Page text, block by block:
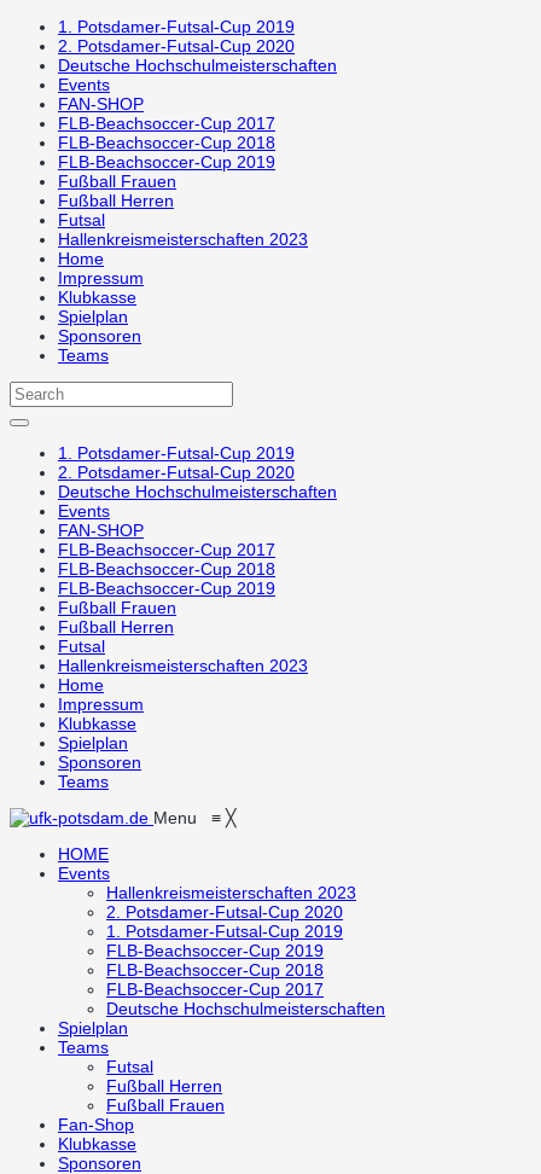
1. Potsdamer-Futsal-Cup 2019
2. Potsdamer-Futsal-Cup 2020
Deutsche Hochschulmeisterschaften
Events
FAN-SHOP
FLB-Beachsoccer-Cup 2017
FLB-Beachsoccer-Cup 2018
FLB-Beachsoccer-Cup 2019
Fußball Frauen
Fußball Herren
Futsal
Hallenkreismeisterschaften 2023
Home
Impressum
Klubkasse
Spielplan
Sponsoren
Teams
1. Potsdamer-Futsal-Cup 2019
2. Potsdamer-Futsal-Cup 2020
Deutsche Hochschulmeisterschaften
Events
FAN-SHOP
FLB-Beachsoccer-Cup 2017
FLB-Beachsoccer-Cup 2018
FLB-Beachsoccer-Cup 2019
Fußball Frauen
Fußball Herren
Futsal
Hallenkreismeisterschaften 2023
Home
Impressum
Klubkasse
Spielplan
Sponsoren
Teams
Menu ≡ ╳
HOME
Events
Hallenkreismeisterschaften 2023
2. Potsdamer-Futsal-Cup 2020
1. Potsdamer-Futsal-Cup 2019
FLB-Beachsoccer-Cup 2019
FLB-Beachsoccer-Cup 2018
FLB-Beachsoccer-Cup 2017
Deutsche Hochschulmeisterschaften
Spielplan
Teams
Futsal
Fußball Herren
Fußball Frauen
Fan-Shop
Klubkasse
Sponsoren